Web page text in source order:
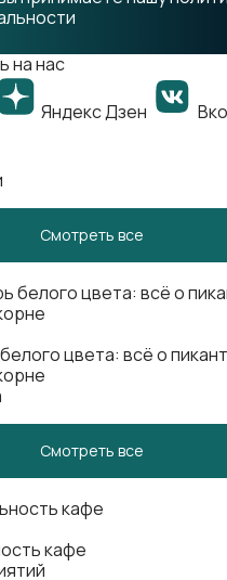
на нас
Яндекс Дзен
Смотреть все
цвета: всё о
Смотреть все
кафе